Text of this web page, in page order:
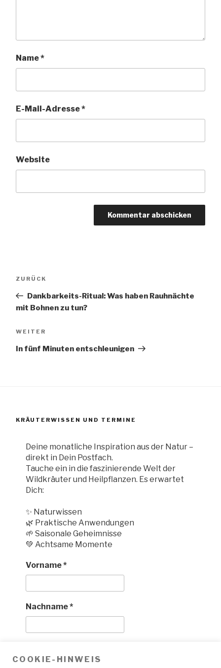
Name*
E-Mail-Adresse*
Website
Vorheriger
ZURÜCK
Dankbarkeits-Ritual: Was haben Rauhnächte
mit Bohnen zu tun?
Nächster
WEITER
In fünf Minuten entschleunigen
KRÄUTERWISSEN UND TERMINE
Deine monatliche Inspiration aus der Natur –
direkt in Dein Postfach.
Tauche ein in die faszinierende Welt der
Wildkräuter und Heilpflanzen. Es erwartet
Dich:
✨ Naturwissen
🌿 Praktische Anwendungen
🌱 Saisonale Geheimnisse
💚 Achtsame Momente
Vorname*
Nachname*
COOKIE-HINWEIS